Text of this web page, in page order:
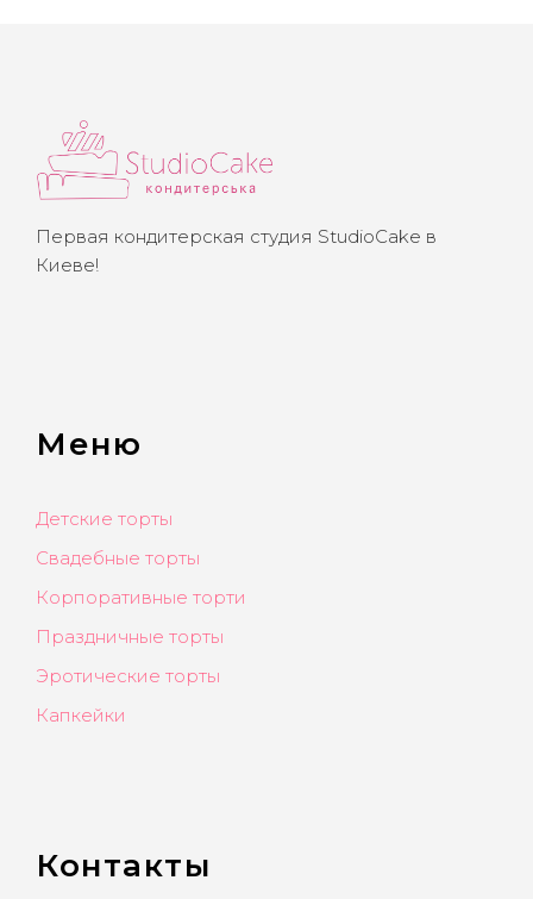
Первая кондитерская студия StudioCake в
Киеве!
Меню
Детские торты
Свадебные торты
Корпоративные торти
Праздничные торты
Эротические торты
Капкейки
Контакты